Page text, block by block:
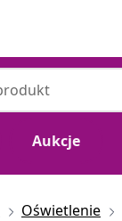
Aukcje
Oświetlenie